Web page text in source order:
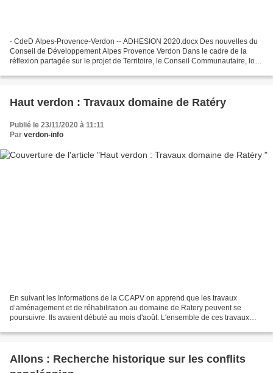
- CdeD Alpes-Provence-Verdon -- ADHESION 2020.docx Des nouvelles du
Conseil de Développement Alpes Provence Verdon Dans le cadre de la
réflexion partagée sur le projet de Territoire, le Conseil Communautaire, lors
Haut verdon : Travaux domaine de Ratéry
Publié le 23/11/2020 à 11:11
Par verdon-info
En suivant les Informations de la CCAPV on apprend que les travaux
d’aménagement et de réhabilitation au domaine de Ratery peuvent se
poursuivre. Ils avaient débuté au mois d'août. L'ensemble de ces travaux
Allons : Recherche historique sur les conflits